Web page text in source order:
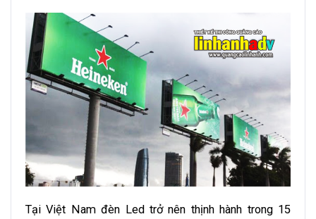
Tại Việt Nam đèn Led trở nên thịnh hành trong 15